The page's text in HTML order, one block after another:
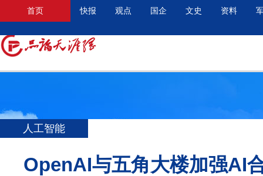
首页 快报 观点 国企 文史 资料
人工智能
OpenAI与五角大楼加强AI